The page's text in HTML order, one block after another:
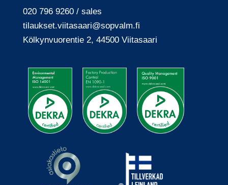
020 796 9260 / sales
tilaukset.viitasaari@sopvalm.fi
Kölkyn­vuoren­tie 2, 44500 Viita­saari